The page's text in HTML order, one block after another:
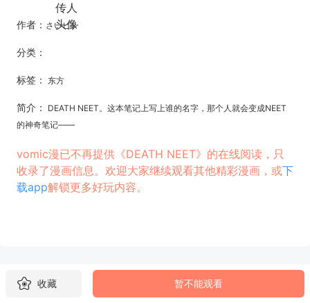
作者： さいピン
分类：
标签： 东方
简介：
DEATH NEET。这本笔记上写上谁的名字，那个人就会变成NEET
的神奇笔记——
vomic漫已不再提供《DEATH NEET》的在线阅读，只
收录了漫画信息。欢迎大家继续观看其他精彩漫画，或下
载app解锁更多好玩内容。
收藏 暂不能观看